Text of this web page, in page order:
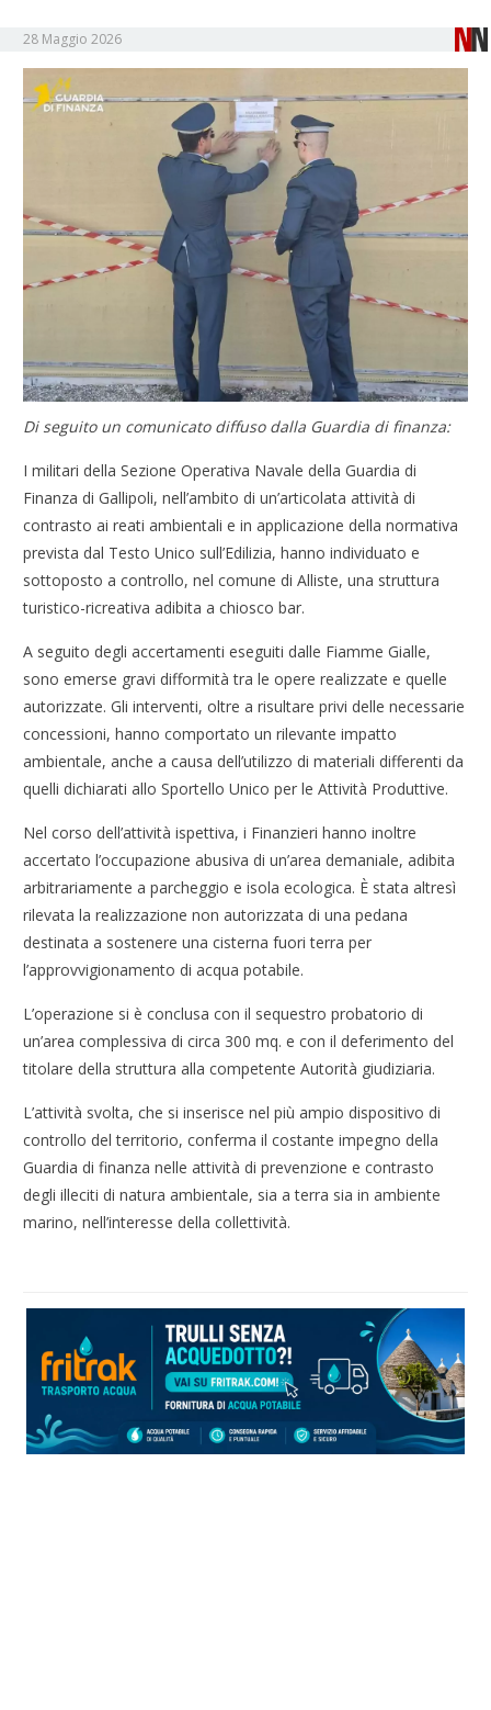
28 Maggio 2026
Di seguito un comunicato diffuso dalla Guardia di finanza:
I militari della Sezione Operativa Navale della Guardia di
Finanza di Gallipoli, nell’ambito di un’articolata attività di
contrasto ai reati ambientali e in applicazione della normativa
prevista dal Testo Unico sull’Edilizia, hanno individuato e
sottoposto a controllo, nel comune di Alliste, una struttura
turistico-ricreativa adibita a chiosco bar.
A seguito degli accertamenti eseguiti dalle Fiamme Gialle,
sono emerse gravi difformità tra le opere realizzate e quelle
autorizzate. Gli interventi, oltre a risultare privi delle necessarie
concessioni, hanno comportato un rilevante impatto
ambientale, anche a causa dell’utilizzo di materiali differenti da
quelli dichiarati allo Sportello Unico per le Attività Produttive.
Nel corso dell’attività ispettiva, i Finanzieri hanno inoltre
accertato l’occupazione abusiva di un’area demaniale, adibita
arbitrariamente a parcheggio e isola ecologica. È stata altresì
rilevata la realizzazione non autorizzata di una pedana
destinata a sostenere una cisterna fuori terra per
l’approvvigionamento di acqua potabile.
L’operazione si è conclusa con il sequestro probatorio di
un’area complessiva di circa 300 mq. e con il deferimento del
titolare della struttura alla competente Autorità giudiziaria.
L’attività svolta, che si inserisce nel più ampio dispositivo di
controllo del territorio, conferma il costante impegno della
Guardia di finanza nelle attività di prevenzione e contrasto
degli illeciti di natura ambientale, sia a terra sia in ambiente
marino, nell’interesse della collettività.